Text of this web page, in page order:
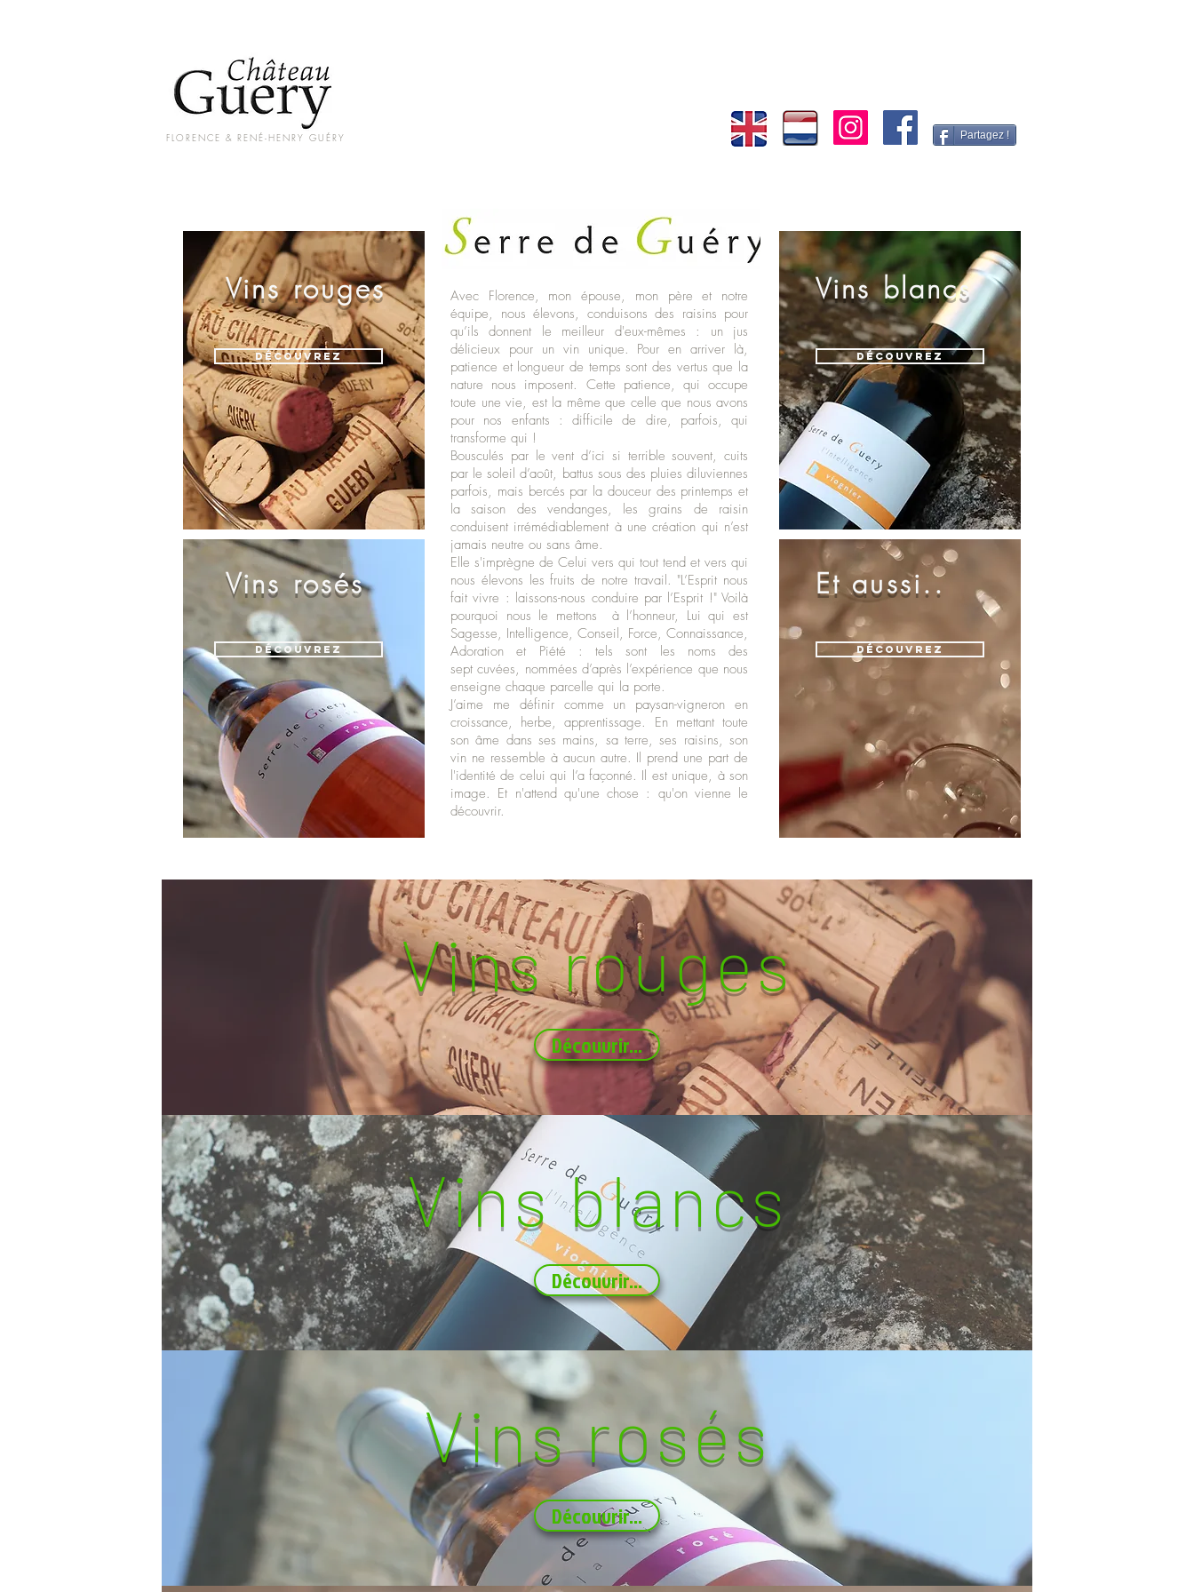
FLORENCE & RENÉ-HENRY GUÉRY Partagez !
Vins rouges
Découvrez
Vins rosés
Découvrez
Avec Florence, mon épouse, mon père et notre
équipe, nous élevons, conduisons des raisins pour
qu’ils donnent le meilleur d'eux-mêmes : un jus
délicieux pour un vin unique. Pour en arriver là,
patience et longueur de temps sont des vertus que la
nature nous imposent. Cette patience, qui occupe
toute une vie, est la même que celle que nous avons
pour nos enfants : difficile de dire, parfois, qui
transforme qui !
Bousculés par le vent d’ici si terrible souvent, cuits
par le soleil d’août, battus sous des pluies diluviennes
parfois, mais bercés par la douceur des printemps et
la saison des vendanges, les grains de raisin
conduisent irrémédiablement à une création qui n’est
jamais neutre ou sans âme.
Elle s'imprègne de Celui vers qui tout tend et vers qui
nous élevons les fruits de notre travail. "L’Esprit nous
fait vivre : laissons-nous conduire par l’Esprit !" Voilà
pourquoi nous le mettons à l’honneur, Lui qui est
Sagesse, Intelligence, Conseil, Force, Connaissance,
Adoration et Piété : tels sont les noms des
sept cuvées, nommées d’après l’expérience que nous
enseigne chaque parcelle qui la porte.
J’aime me définir comme un paysan-vigneron en
croissance, herbe, apprentissage. En mettant toute
son âme dans ses mains, sa terre, ses raisins, son
vin ne ressemble à aucun autre. Il prend une part de
l'identité de celui qui l’a façonné. Il est unique, à son
image. Et n'attend qu'une chose : qu'on vienne le
découvrir.
Vins blancs
Découvrez
Et aussi..
Découvrez
Vins rouges
Découvrir...
Vins blancs
Découvrir...
Vins rosés
Découvrir...